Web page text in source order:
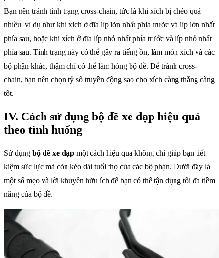
Bạn nên tránh tình trạng cross-chain, tức là khi xích bị chéo quá
nhiều, ví dụ như khi xích ở đĩa líp lớn nhất phía trước và líp lớn nhất
phía sau, hoặc khi xích ở đĩa líp nhỏ nhất phía trước và líp nhỏ nhất
phía sau. Tình trạng này có thể gây ra tiếng ồn, làm mòn xích và các
bộ phận khác, thậm chí có thể làm hỏng bộ đề. Để tránh cross-
chain, bạn nên chọn tỷ số truyền động sao cho xích càng thẳng càng
tốt.
IV. Cách sử dụng bộ đề xe đạp hiệu quả
theo tình huống
Sử dụng bộ đề xe đạp một cách hiệu quả không chỉ giúp bạn tiết
kiệm sức lực mà còn kéo dài tuổi thọ của các bộ phận. Dưới đây là
một số mẹo và lời khuyên hữu ích để bạn có thể tận dụng tối đa tiềm
năng của bộ đề.